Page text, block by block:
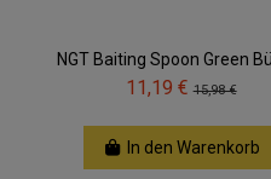
NGT Baiting Spoon Green
11,19 €15,98 €
In den Warenkorb